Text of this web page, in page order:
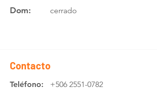
Dom: cerrado
Contacto
Teléfono: +506 2551-0782